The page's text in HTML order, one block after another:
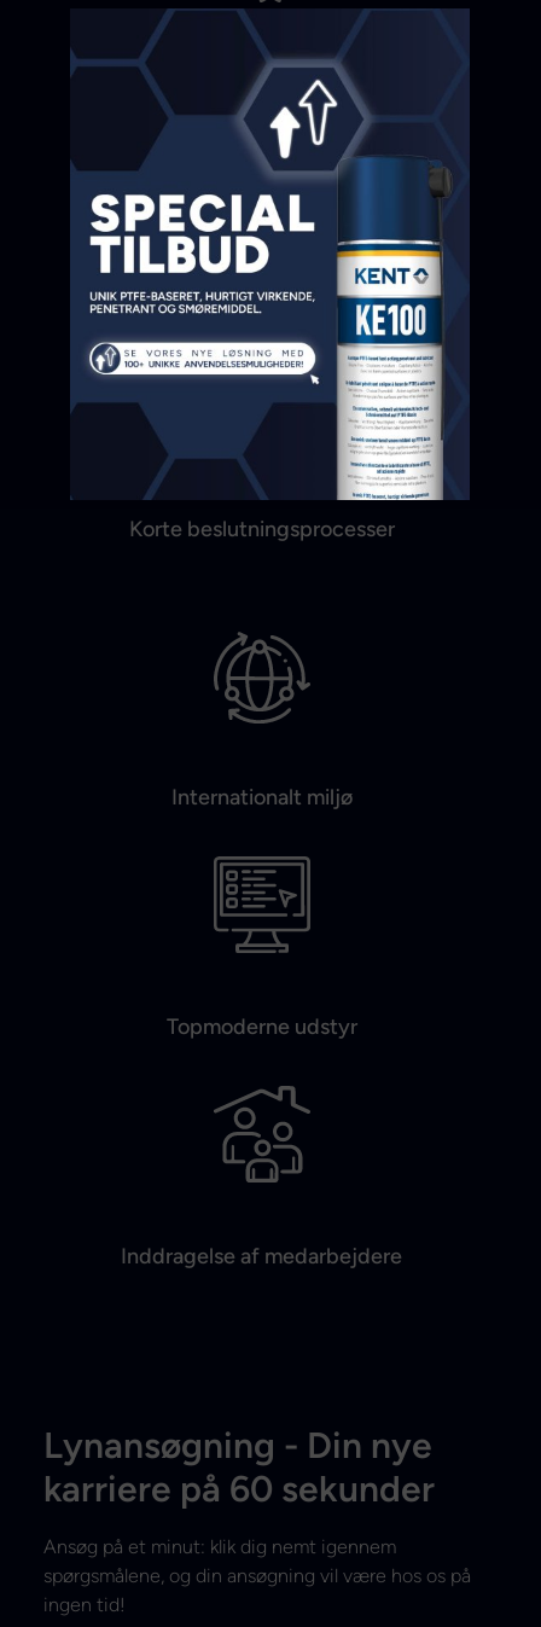
Virksomhedens pensionsordning
Socialt engagement
Korte beslutningsprocesser
Internationalt miljø
Topmoderne udstyr
Inddragelse af medarbejdere
Lynansøgning - Din nye
karriere på 60 sekunder
Ansøg på et minut: klik dig nemt igennem
spørgsmålene, og din ansøgning vil være hos os på
ingen tid!